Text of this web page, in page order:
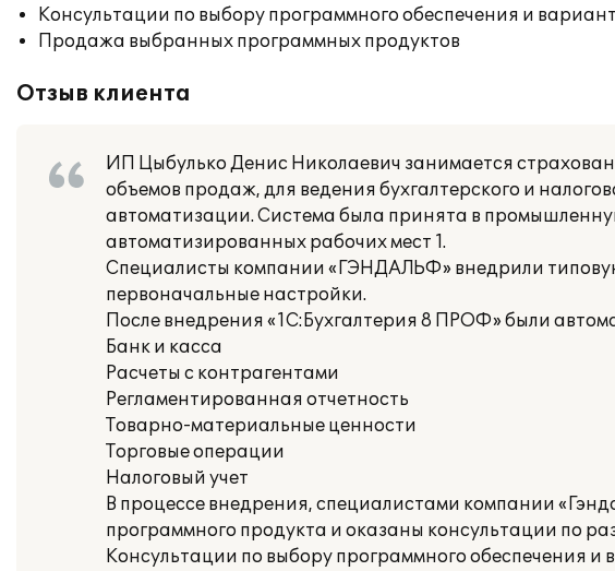
Консультации по выбору программного обеспечения и
Продажа выбранных программных продуктов
Отзыв клиента
ИП Цыбулько Денис Николаевич занимается
объемов продаж, для ведения бухгалтерского и
автоматизации. Система была принята в
автоматизированных рабочих мест 1.
Специалисты компании «ГЭНДАЛЬФ» внедрили
первоначальные настройки.
После внедрения «1С:Бухгалтерия 8 ПРОФ» были
Банк и касса
Расчеты с контрагентами
Регламентированная отчетность
Товарно-материальные ценности
Торговые операции
Налоговый учет
В процессе внедрения, специалистами компании
программного продукта и оказаны консультации по
Консультации по выбору программного обеспечения и